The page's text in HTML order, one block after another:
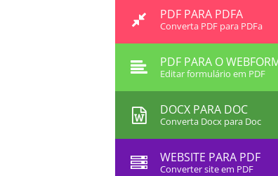
PDF PARA PDFA
Converta PDF para PDFa
PDF PARA O
Editar formulário em PDF
DOCX PARA DOC
Converta Docx para Doc
WEBSITE PARA PDF
Converter site em PDF